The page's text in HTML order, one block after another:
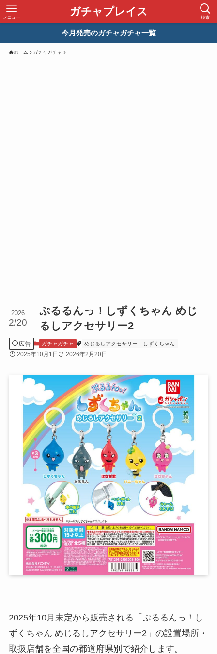
ガチャプレイス 検索
メニュー
今月発売のガチャガチャ一覧
ホーム ガチャガチャ
ぷるるんっ！しずくちゃん めじ
るしアクセサリー2
2026
2/20
広告 ガチャガチャ めじるしアクセサリー しずくちゃん
2025年10月1日 2026年2月20日
2025年10月未定から販売される「ぷるるんっ！し
ずくちゃん めじるしアクセサリー2」の設置場所・
取扱店舗を全国の都道府県別で紹介します。